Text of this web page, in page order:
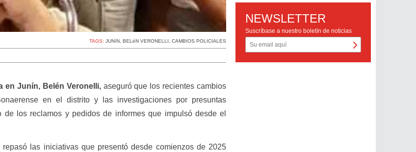
TAGS:JUNíN ,BELéN VERONELLI ,CAMBIOS POLICIALES
en Junín, Belén Veronelli, aseguró que los recientes cambios
en el distrito y las investigaciones por presuntas
de los reclamos y pedidos de informes que impulsó desde el
las iniciativas que presentó desde comienzos de 2025
NEWSLETTER
Suscríbase a nuestro boletín de noticias